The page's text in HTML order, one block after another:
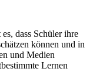
dass Schüler ihre
können und in
und Medien
Lernen